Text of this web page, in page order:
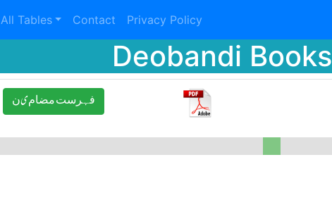
All Tables Contact Privacy Policy
Deobandi Books
ﻓﮩﺮﺳﺖ ﻣﻀﺎﻡیﻥ